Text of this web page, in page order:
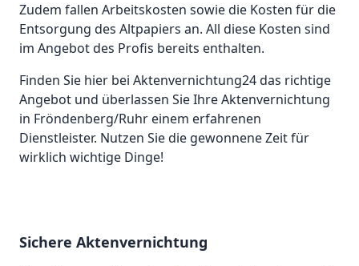
Zudem fallen Arbeitskosten sowie die Kosten für die
Entsorgung des Altpapiers an. All diese Kosten sind
im Angebot des Profis bereits enthalten.
Finden Sie hier bei Aktenvernichtung24 das richtige
Angebot und überlassen Sie Ihre Aktenvernichtung
in Fröndenberg/Ruhr einem erfahrenen
Dienstleister. Nutzen Sie die gewonnene Zeit für
wirklich wichtige Dinge!
Sichere Aktenvernichtung